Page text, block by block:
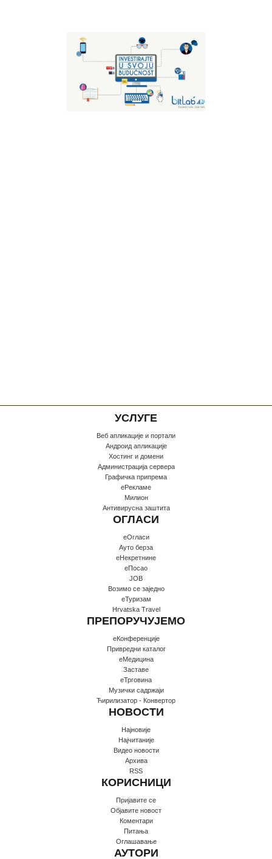
УСЛУГЕ
Веб апликације и портали
Андроид апликације
Хостинг и домени
Администрација сервера
Графичка припрема
еРекламе
Милион
Антивирусна заштита
ОГЛАСИ
еОгласи
Ауто берза
еНекретнине
еПосао
JOB
Возимо се заједно
еТуризам
Hrvatska Travel
ПРЕПОРУЧУЈЕМО
еКонференције
Привредни каталог
еМедицина
Заставе
еТрговина
Музички садржаји
Ћирилизатор - Конвертор
НОВОСТИ
Најновије
Најчитаније
Видео новости
Архива
RSS
КОРИСНИЦИ
Пријавите се
Oбјавите новост
Коментари
Питања
Оглашавање
АУТОРИ